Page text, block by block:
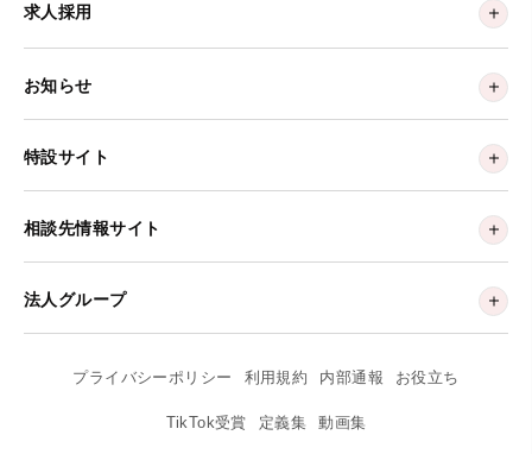
求人採用
お知らせ
特設サイト
相談先情報サイト
法人グループ
プライバシーポリシー 利用規約 内部通報 お役立ち
TikTok受賞 定義集 動画集